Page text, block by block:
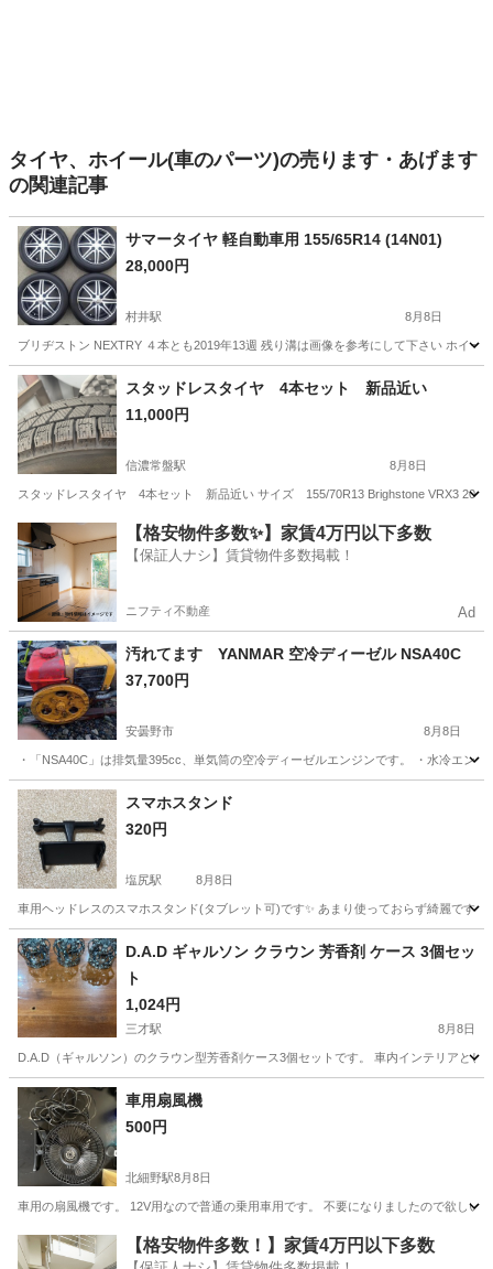
タイヤ、ホイール(車のパーツ)の売ります・あげます
の関連記事
サマータイヤ 軽自動車用 155/65R14 (14N01)
28,000円
村井駅 8月8日
ブリヂストン NEXTRY ４本とも2019年13週 残り溝は画像を参考にして下さい ホイ
長野 松本市 村井駅 タイヤ、ホイール 軽自動車
スタッドレスタイヤ 4本セット 新品近い
11,000円
信濃常盤駅 8月8日
スタッドレスタイヤ 4本セット 新品近い サイズ 155/70R13 Brighstone VRX3 2023
長野 大町市 信濃常盤駅 タイヤ、ホイール
スタッドレスタイヤ
【格安物件多数✨】家賃4万円以下多数
【保証人ナシ】賃貸物件多数掲載！
ニフティ不動産 Ad
汚れてます YANMAR 空冷ディーゼル NSA40C
37,700円
安曇野市 8月8日
・「NSA40C」は排気量395cc、単気筒の空冷ディーゼルエンジンです。 ・水冷エン
長野 安曇野市 その他 YANMAR
スマホスタンド
320円
塩尻駅 8月8日
車用ヘッドレスのスマホスタンド(タブレット可)です✨ あまり使っておらず綺麗です
長野 塩尻市 アクセサリー
D.A.D ギャルソン クラウン 芳香剤 ケース 3個セッ
ト
1,024円
三才駅 8月8日
D.A.D（ギャルソン）のクラウン型芳香剤ケース3個セットです。 車内インテリアと
長野 長野市 三才駅
車用扇風機
500円
北細野駅8月8日
車用の扇風機です。 12V用なので普通の乗用車用です。 不要になりましたので欲しい
長野 北安曇郡 北細野駅 その他
【格安物件多数！】家賃4万円以下多数